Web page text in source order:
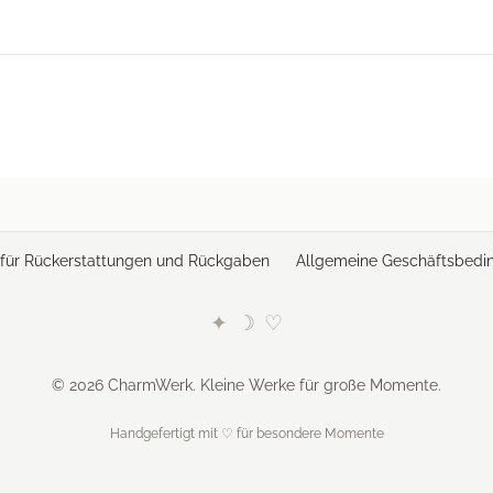
Rückerstattungen und Rückgaben Allgemeine
✦ ☽ ♡
© 2026 CharmWerk. Kleine Werke für große Momente.
Handgefertigt mit ♡ für besondere Momente